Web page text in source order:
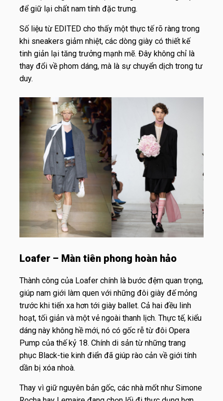
để giữ lại chất nam tính đặc trưng.
Số liệu từ EDITED cho thấy một thực tế rõ ràng trong
khi sneakers giảm nhiệt, các dòng giày có thiết kế
tinh giản lại tăng trưởng mạnh mẽ. Đây không chỉ là
thay đổi về phom dáng, mà là sự chuyển dịch trong tư
duy.
Loafer – Màn tiên phong hoàn hảo
Thành công của Loafer chính là bước đệm quan trọng,
giúp nam giới làm quen với những đôi giày đế mỏng
trước khi tiến xa hơn tới giày ballet. Cả hai đều linh
hoạt, tối giản và một vẻ ngoài thanh lịch. Thực tế, kiểu
dáng này không hề mới, nó có gốc rễ từ đôi Opera
Pump của thế kỷ 18. Chính di sản từ những trang
phục Black-tie kinh điển đã giúp rào cản về giới tính
dần bị xóa nhoà.
Thay vì giữ nguyên bản gốc, các nhà mốt như Simone